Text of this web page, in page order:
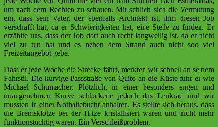
um nach dem Rechten zu schauen. Mir schlich sich die Vermutung
ein, dass sein Vater, der ebenfalls Architekt ist, ihm diesen Job
verschafft hat, da er Schwierigkeiten hat, eine Stelle zu finden. Er
erzählte uns, dass der Job dort auch recht langweilig ist, da er nicht
viel zu tun hat und es neben dem Strand auch nicht soo viel
Freizeitangebot gebe.
Dass er jede Woche die Strecke fährt, merkten wir schnell an seinem
Fahrstil. Die kurvige Passstraße von Quito an die Küste fuhr er wie
Michael Schumacher. Plötzlich, in einer besonders engen und
unangenehmen Kurve schlackerte jedoch das Lenkrad und wir
mussten in einer Nothaltebucht anhalten. Es stellte sich heraus, dass
die Bremsklötze bei der Hitze kristallisiert waren und nicht mehr
funktionstüchtig waren. Ein Verschleißproblem.